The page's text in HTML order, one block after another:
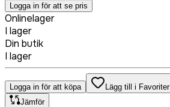
Logga in för att se pris
Onlinelager
I lager
Din butik
I lager
Logga in för att köpa
Lägg till i Favoriter
Jämför